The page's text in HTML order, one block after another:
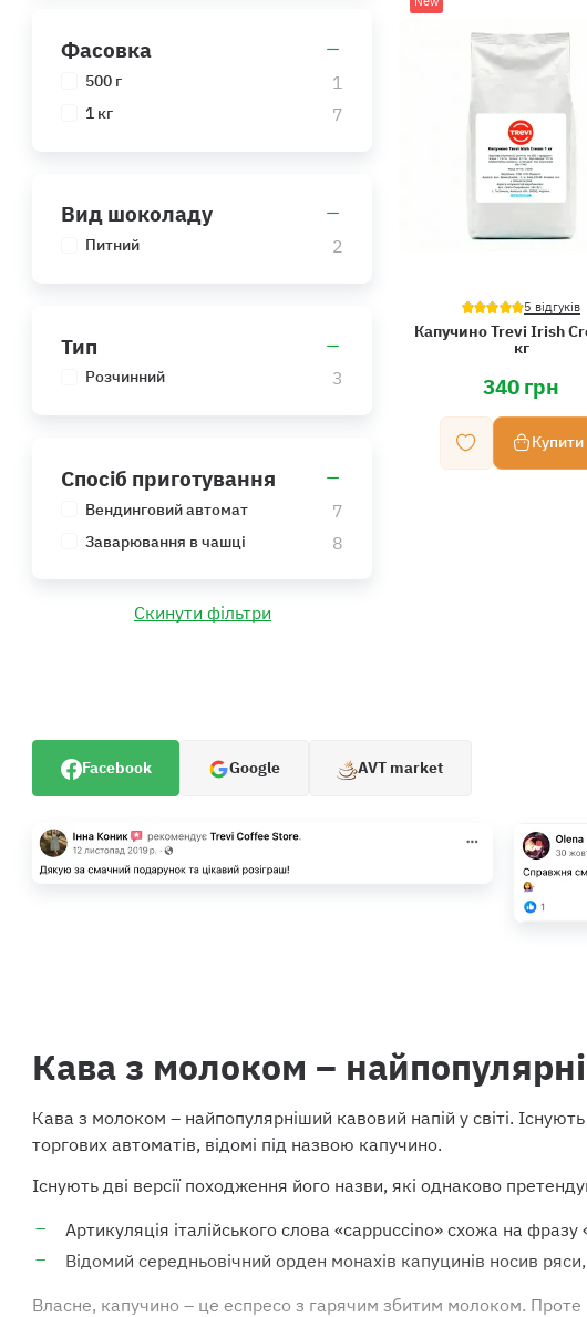
5 відгуків
Капучино Trevi Irish
кг
340 грн
Купити
Фасовка
500 г 1
1 кг 7
Вид шоколаду
Питний 2
Тип
Розчинний 3
Спосіб приготування
Вендинговий автомат 7
Заварювання в чашці 8
Скинути фільтри
Facebook Google AVT market
Кава з молоком –
Кава з молоком – найпопулярніший кавовий напій у світі. Існують
торгових автоматів, відомі під назвою капучино.
Існують дві версії походження його назви, які однаково
Артикуляція італійського слова «cappuccino» схожа на
Відомий середньовічний орден монахів капуцинів носив
Власне, капучино – це еспресо з гарячим збитим молоком. Проте